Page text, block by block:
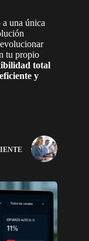
a una única
tu propio
total
y